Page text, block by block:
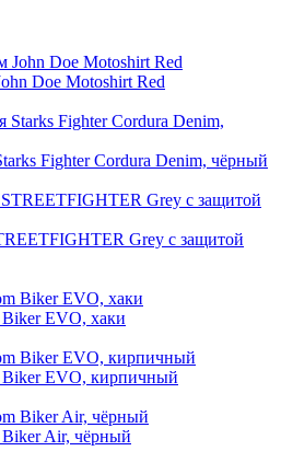
Doe Motoshirt Red
Fighter Cordura Denim, чёрный
Grey с защитой
EVO, хаки
Biker EVO, кирпичный
Air, чёрный